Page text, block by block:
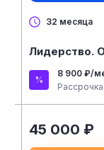
32 месяца
Лидерство.
8 900 ₽/
45 000 ₽